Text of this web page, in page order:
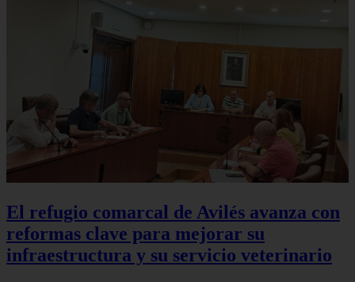
El refugio comarcal de Avilés avanza con
reformas clave para mejorar su
infraestructura y su servicio veterinario